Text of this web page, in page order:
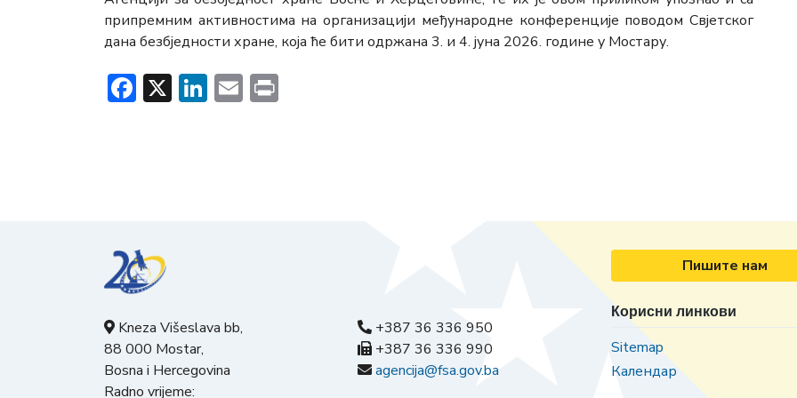
припремним активностима на организацији међународне конференције поводом Свјетског
дана безбједности хране, која ће бити одржана 3. и 4. јуна 2026. године у Мостару.
Facebook
X LinkedIn
Email
Kneza Višeslava bb,
88 000 Mostar,
Bosna i Hercegovina
Radno vrijeme:
+387 36 336 950
+387 36 336 990
agencija@fsa.gov.ba
Пишите нам
Корисни линкови
Sitemap
Календар